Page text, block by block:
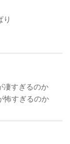
り
凄すぎるのか
怖すぎるのか